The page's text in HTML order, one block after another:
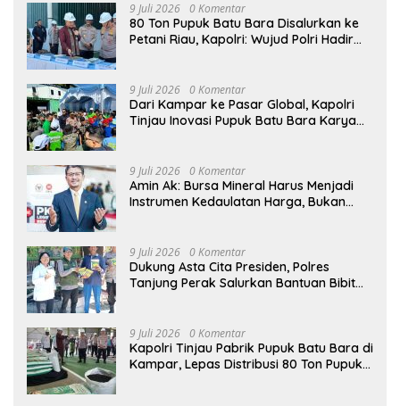
9 Juli 2026 0 Komentar
80 Ton Pupuk Batu Bara Disalurkan ke
Petani Riau, Kapolri: Wujud Polri Hadir
9 Juli 2026 0 Komentar
Dari Kampar ke Pasar Global, Kapolri
Tinjau Inovasi Pupuk Batu Bara Karya
9 Juli 2026 0 Komentar
Amin Ak: Bursa Mineral Harus Menjadi
Instrumen Kedaulatan Harga, Bukan
9 Juli 2026 0 Komentar
Dukung Asta Cita Presiden, Polres
Tanjung Perak Salurkan Bantuan Bibit
9 Juli 2026 0 Komentar
Kapolri Tinjau Pabrik Pupuk Batu Bara di
Kampar, Lepas Distribusi 80 Ton Pupuk